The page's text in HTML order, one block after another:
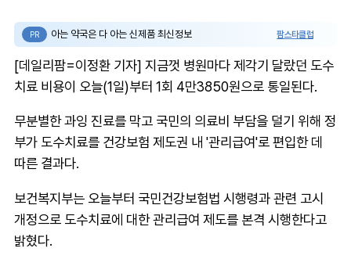
PR 아는 약국은 다 아는 신제품 최신정보 팜스타클럽
[데일리팜=이정환 기자] 지금껏 병원마다 제각기 달랐던 도수
치료 비용이 오늘(1일)부터 1회 4만3850원으로 통일된다.
무분별한 과잉 진료를 막고 국민의 의료비 부담을 덜기 위해 정
부가 도수치료를 건강보험 제도권 내 '관리급여'로 편입한 데
따른 결과다.
보건복지부는 오늘부터 국민건강보험법 시행령과 관련 고시
개정으로 도수치료에 대한 관리급여 제도를 본격 시행한다고
밝혔다.